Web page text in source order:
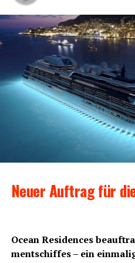
Zulas­sungs­ein­bu­ßen
(-63,8 %), Sub­aru (-50,2 %),
-43,3 %), Nis­san (-43,0 %),
(-41,0 %) mit mehr als ‑40
Neu­zu­las­sungs­an­teil von
erneut die anteils­stärks­te
Monatsbilanz.
Neu­er Auf­trag für die
Oce­an Resi­den­ces
ment­schif­fes – ein